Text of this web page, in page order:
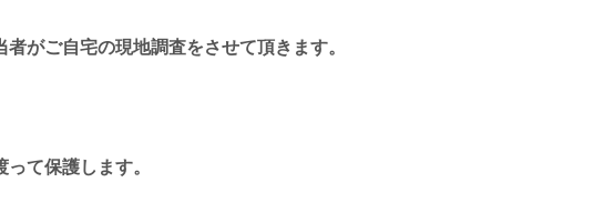
がご自宅の現地調査をさせて頂きます。
て保護します。